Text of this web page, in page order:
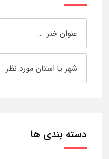
دسته بندی ها